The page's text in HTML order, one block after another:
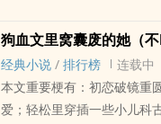
对，黄阿姨你就这么说！”
高级。?“小姐，可是。”看
句“还有什么事么。”?“可是
自己离被气的脑出血也就两
毒’、‘病娇’、‘腹黑’、‘拧巴
位。【被盗文重发，有头
名字所以给女主取名‘娇娇、
大家爱看就看，可以就剧
全东亚完美小孩的缩影，长
被骗就是在被骗的路上。不
一手教出来的小古板，毕生
男人，两个男人还一个比一
狗血文里窝囊废的她（不
经典小说 / 排行榜
连载中
本文重要梗有：初恋破镜重
爱；轻松里穿插一些小儿科